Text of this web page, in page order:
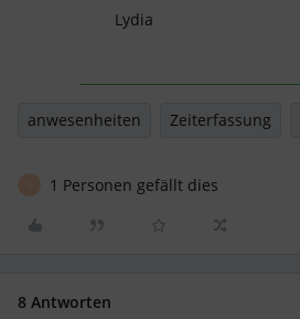
Lydia
anwesenheiten Zeiterfassung
1 Personen gefällt dies
8 Antworten